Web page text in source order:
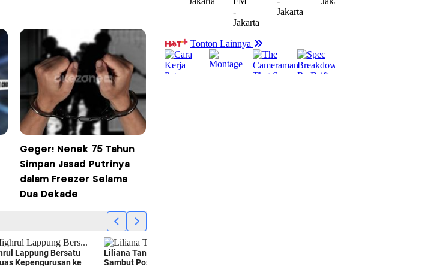
Geger! Nenek 75 Tahun
Simpan Jasad Putrinya
dalam Freezer Selama
Dua Dekade